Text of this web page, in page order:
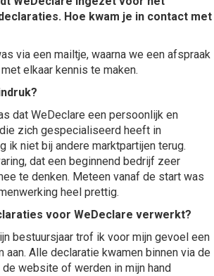
Hoe kwam je in contact met
via een mailtje, waarna we een afspraak
elkaar kennis te maken.
dat WeDeclare een persoonlijk en
zich gespecialiseerd heeft in
ik niet bij andere marktpartijen terug.
dat een beginnend bedrijf zeer
te denken. Meteen vanaf de start was
heel prettig.
voor WeDeclare verwerkt?
bestuursjaar trof ik voor mijn gevoel een
Alle declaratie kwamen binnen via de
website of werden in mijn hand